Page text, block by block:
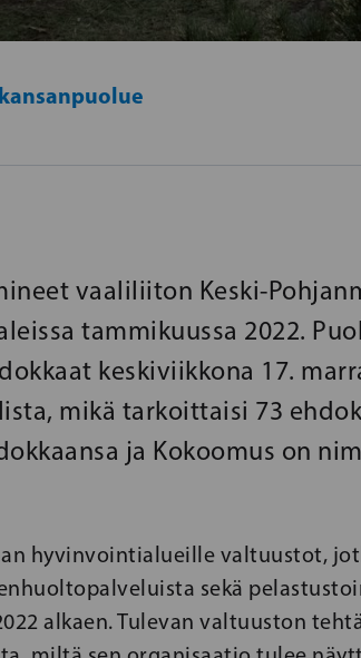
vaaliliiton Keski-
tammikuussa 2022.
keskiviikkona 17.
mikä tarkoittaisi 73
ja Kokoomus on
hyvinvointialueille valtuustot,
sekä
alkaen. Tulevan valtuuston